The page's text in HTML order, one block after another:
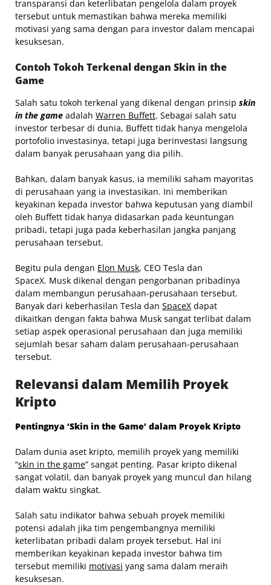
transparansi dan keterlibatan pengelola dalam proyek
tersebut untuk memastikan bahwa mereka memiliki
motivasi yang sama dengan para investor dalam mencapai
kesuksesan.
Contoh Tokoh Terkenal dengan Skin in the
Game
Salah satu tokoh terkenal yang dikenal dengan prinsip skin
in the game adalah Warren Buffett. Sebagai salah satu
investor terbesar di dunia, Buffett tidak hanya mengelola
portofolio investasinya, tetapi juga berinvestasi langsung
dalam banyak perusahaan yang dia pilih.
Bahkan, dalam banyak kasus, ia memiliki saham mayoritas
di perusahaan yang ia investasikan. Ini memberikan
keyakinan kepada investor bahwa keputusan yang diambil
oleh Buffett tidak hanya didasarkan pada keuntungan
pribadi, tetapi juga pada keberhasilan jangka panjang
perusahaan tersebut.
Begitu pula dengan Elon Musk, CEO Tesla dan
SpaceX. Musk dikenal dengan pengorbanan pribadinya
dalam membangun perusahaan-perusahaan tersebut.
Banyak dari keberhasilan Tesla dan SpaceX dapat
dikaitkan dengan fakta bahwa Musk sangat terlibat dalam
setiap aspek operasional perusahaan dan juga memiliki
sejumlah besar saham dalam perusahaan-perusahaan
tersebut.
Relevansi dalam Memilih Proyek
Kripto
Pentingnya ‘Skin in the Game’ dalam Proyek Kripto
Dalam dunia aset kripto, memilih proyek yang memiliki
“skin in the game” sangat penting. Pasar kripto dikenal
sangat volatil, dan banyak proyek yang muncul dan hilang
dalam waktu singkat.
Salah satu indikator bahwa sebuah proyek memiliki
potensi adalah jika tim pengembangnya memiliki
keterlibatan pribadi dalam proyek tersebut. Hal ini
memberikan keyakinan kepada investor bahwa tim
tersebut memiliki motivasi yang sama dalam meraih
kesuksesan.